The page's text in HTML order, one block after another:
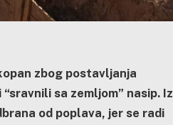
zbog postavljanja
sa zemljom” nasip. Iz
od poplava, jer se radi